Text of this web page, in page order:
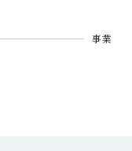
事業